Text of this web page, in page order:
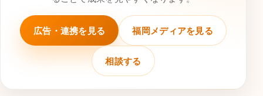
広告・連携を見る 福岡メディアを見る
相談する